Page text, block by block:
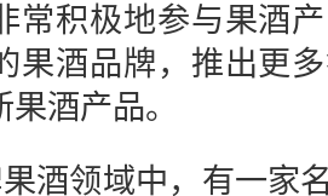
常积极地参与果酒
果酒品牌，推出更
酒产品。
酒领域中，有一家